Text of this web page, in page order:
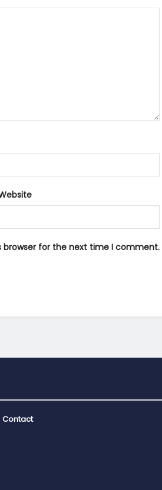
browser for the next time I comment.
Contact